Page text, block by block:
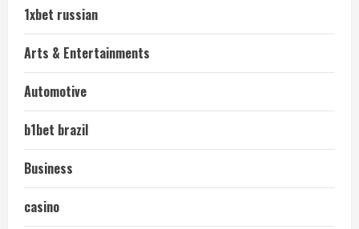
1xbet russian
Arts & Entertainments
Automotive
b1bet brazil
Business
casino